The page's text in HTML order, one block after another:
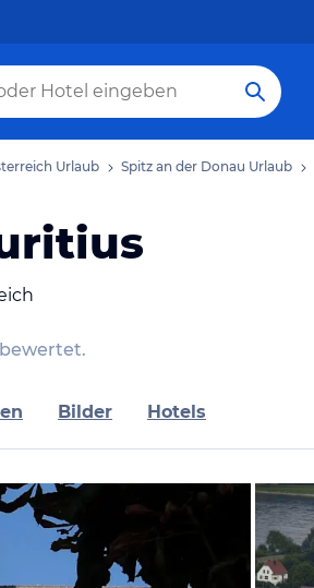
Urlaub Spitz an der Donau Urlaub
Bilder Hotels